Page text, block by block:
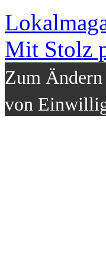
Mit Stolz
Zum
von